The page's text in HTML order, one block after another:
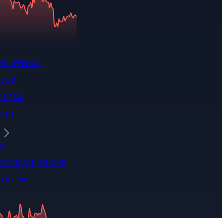
€0.16588101
EUR
-1.73%
24H
O
OFFICIAL TRUMP
TRUMP